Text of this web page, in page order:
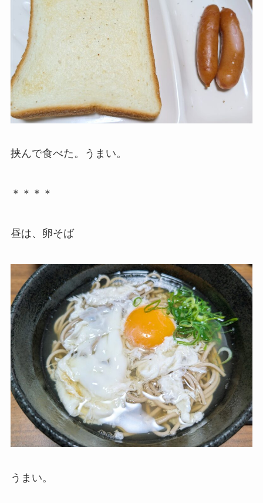
挟んで食べた。うまい。
＊＊＊＊
昼は、卵そば
うまい。